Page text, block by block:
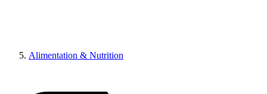
Alimentation & Nutrition